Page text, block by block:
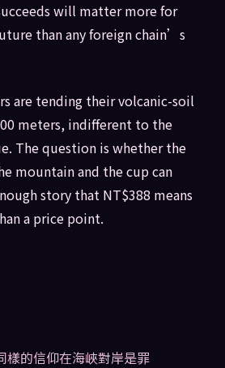
will matter more for
than any foreign chain’s
are tending their volcanic-soil
meters, indifferent to the
The question is whether the
mountain and the cup can
story that NT$388 means
a price point.
樣的信仰在海峽對岸是罪